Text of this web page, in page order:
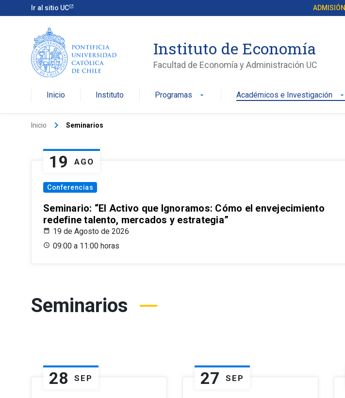
Ir al sitio UC ADMISIÓN
Instituto de Economía
Facultad de Economía y Administración UC
Inicio Instituto Programas arrow_drop_down Académicos e Investigación arrow_drop_down
Inicio keyboard_arrow_right Seminarios
19 AGO
Conferencias
Seminario: “El Activo que Ignoramos: Cómo el envejecimiento
redefine talento, mercados y estrategia”
19 de Agosto de 2026
09:00 a 11:00 horas
Seminarios
28 SEP 27 SEP